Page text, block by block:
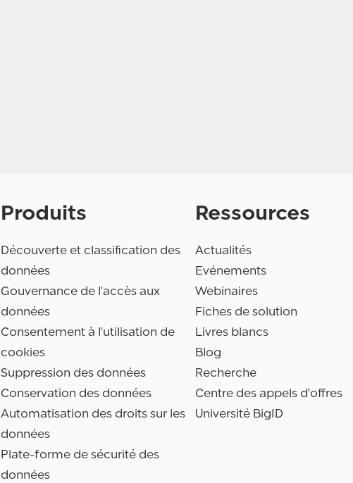
Produits
Découverte et classification des
données
Gouvernance de l'accès aux
données
Consentement à l'utilisation de
cookies
Suppression des données
Conservation des données
Automatisation des droits sur les
données
Plate-forme de sécurité des
données
Ressources
Actualités
Evénements
Webinaires
Fiches de solution
Livres blancs
Blog
Recherche
Centre des appels d'offres
Université BigID